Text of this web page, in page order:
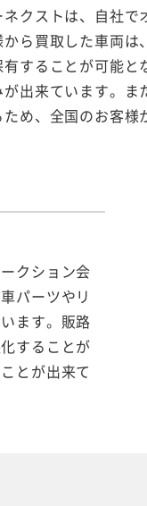
クストは、自社で
ら買取した車両
することが可能
出来ています。
め、全国のお客様
クション会
パーツやリ
ます。販路
することが
とが出来て